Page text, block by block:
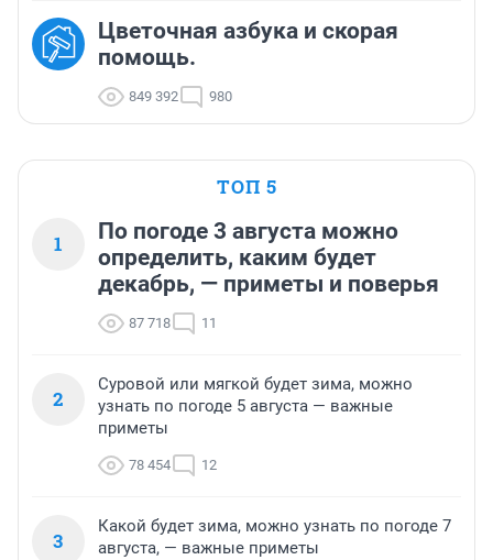
Цветочная азбука и скорая
помощь.
849 392 980
ТОП 5
1
По погоде 3 августа можно
определить, каким будет
декабрь, — приметы и поверья
87 718 11
2
Суровой или мягкой будет зима, можно
узнать по погоде 5 августа — важные
приметы
78 454 12
3
Какой будет зима, можно узнать по погоде 7
августа, — важные приметы